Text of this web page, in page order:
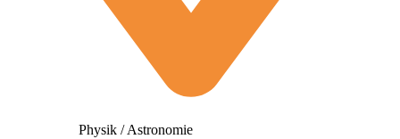
Physik / Astronomie